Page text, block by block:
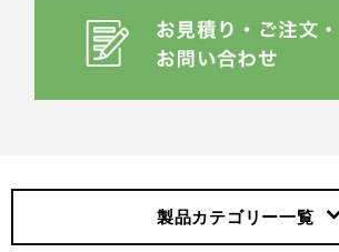
製品カテゴリー一覧